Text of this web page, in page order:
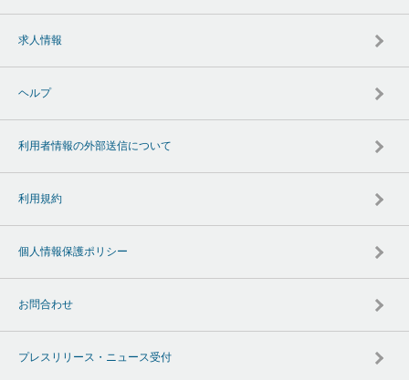
求人情報
ヘルプ
利用者情報の外部送信について
利用規約
個人情報保護ポリシー
お問合わせ
プレスリリース・ニュース受付